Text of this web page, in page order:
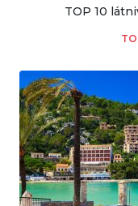
TOP 10